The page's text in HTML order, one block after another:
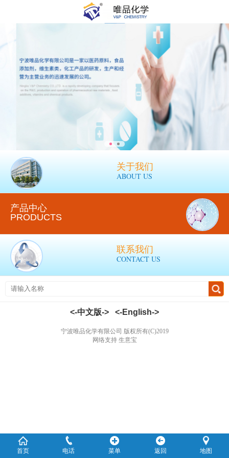
关于我们
ABOUT US
产品中心
PRODUCTS
联系我们
CONTACT US
<-中文版-> <-English->
宁波唯品化学有限公司 版权所有(C)2019
网络支持生意宝
首页 电话 菜单 返回 地图